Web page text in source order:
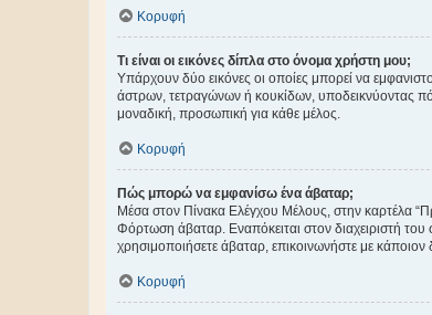
Κορυφή
Τι είναι οι εικόνες δίπλα στο όνομα χρήστη μου;
Υπάρχουν δύο εικόνες οι οποίες μπορεί να
άστρων, τετραγώνων ή κουκίδων, υποδεικνύοντας
μοναδική, προσωπική για κάθε μέλος.
Κορυφή
Πώς μπορώ να εμφανίσω ένα άβαταρ;
Μέσα στον Πίνακα Ελέγχου Μέλους, στην καρτέλα
Φόρτωση άβαταρ. Εναπόκειται στον διαχειριστή
χρησιμοποιήσετε άβαταρ, επικοινωνήστε με
Κορυφή